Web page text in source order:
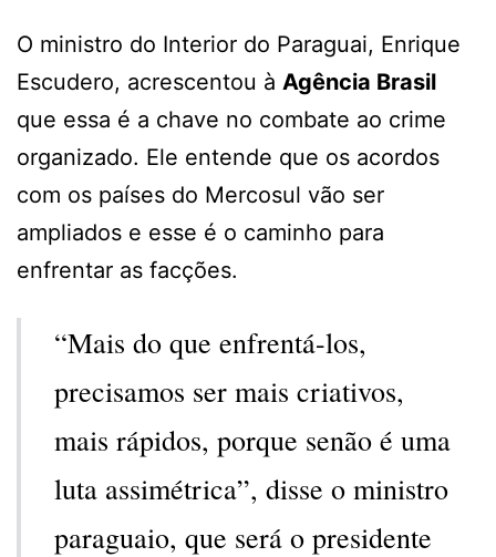
O ministro do Interior do Paraguai, Enrique
Escudero, acrescentou à Agência Brasil
que essa é a chave no combate ao crime
organizado. Ele entende que os acordos
com os países do Mercosul vão ser
ampliados e esse é o caminho para
enfrentar as facções.
“Mais do que enfrentá-los,
precisamos ser mais criativos,
mais rápidos, porque senão é uma
luta assimétrica”, disse o ministro
paraguaio, que será o presidente